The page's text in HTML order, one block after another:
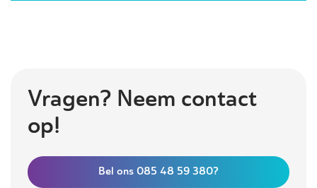
Vragen? Neem contact
op!
Bel ons 085 48 59 380?